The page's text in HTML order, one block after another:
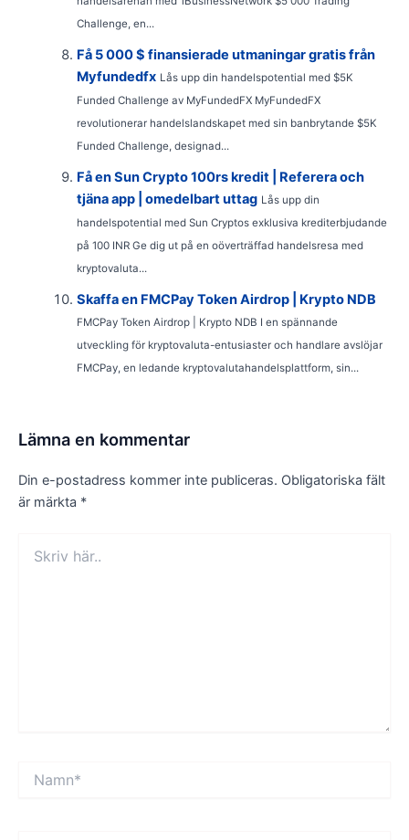
Challenge, en...
Få 5 000 $ finansierade utmaningar gratis från
Myfundedfx Lås upp din handelspotential med $5K
Funded Challenge av MyFundedFX MyFundedFX
revolutionerar handelslandskapet med sin banbrytande $5K
Funded Challenge, designad...
Få en Sun Crypto 100rs kredit | Referera och
tjäna app | omedelbart uttag Lås upp din
handelspotential med Sun Cryptos exklusiva krediterbjudande
på 100 INR Ge dig ut på en oöverträffad handelsresa med
kryptovaluta...
Skaffa en FMCPay Token Airdrop | Krypto NDB
FMCPay Token Airdrop | Krypto NDB I en spännande
utveckling för kryptovaluta-entusiaster och handlare avslöjar
FMCPay, en ledande kryptovalutahandelsplattform, sin...
Lämna en kommentar
Din e-postadress kommer inte publiceras. Obligatoriska fält
är märkta *
här..